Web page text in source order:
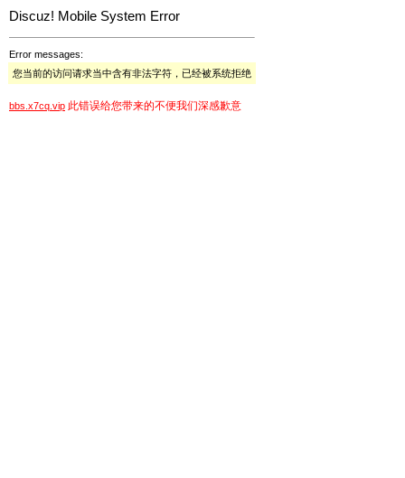
Discuz! Mobile System Error
Error messages:
您当前的访问请求当中含有非法字符，已经被系统拒绝
bbs.x7cq.vip 此错误给您带来的不便我们深感歉意